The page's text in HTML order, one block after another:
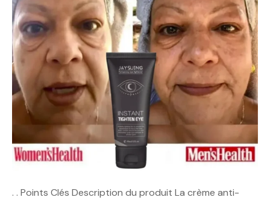
. . Points Clés Description du produit La crème anti-